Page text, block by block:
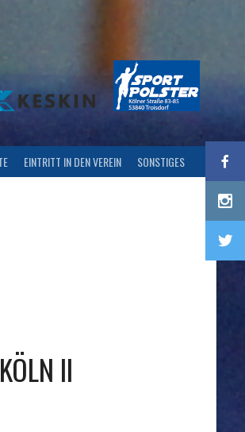
EINTRITT IN DEN VEREIN SONSTIGES
II